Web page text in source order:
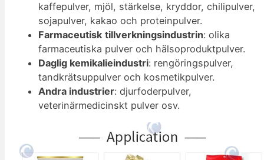
kaffepulver, mjöl, stärkelse, kryddor, chilipulver,
sojapulver, kakao och proteinpulver.
Farmaceutisk tillverkningsindustrin: olika
farmaceutiska pulver och hälsoproduktpulver.
Daglig kemikalieindustri: rengöringspulver,
tandkrätsuppulver och kosmetikpulver.
Andra industrier: djurfoderpulver,
veterinärmedicinskt pulver osv.